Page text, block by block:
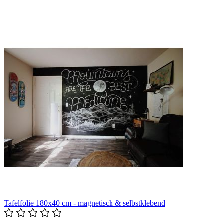
Tafelfolie 180x40 cm - magnetisch & selbstklebend